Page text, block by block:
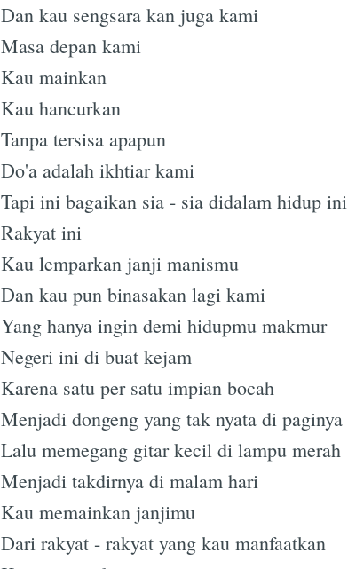
Dan kau sengsara kan juga kami
Masa depan kami
Kau mainkan
Kau hancurkan
Tanpa tersisa apapun
Do'a adalah ikhtiar kami
Tapi ini bagaikan sia - sia didalam hidup ini
Rakyat ini
Kau lemparkan janji manismu
Dan kau pun binasakan lagi kami
Yang hanya ingin demi hidupmu makmur
Negeri ini di buat kejam
Karena satu per satu impian bocah
Menjadi dongeng yang tak nyata di paginya
Lalu memegang gitar kecil di lampu merah
Menjadi takdirnya di malam hari
Kau memainkan janjimu
Dari rakyat - rakyat yang kau manfaatkan